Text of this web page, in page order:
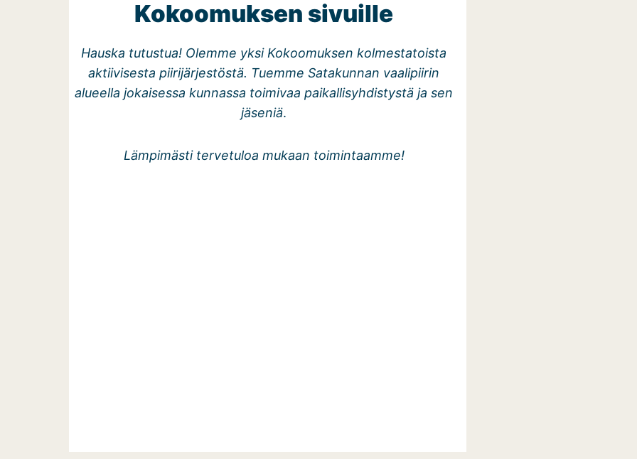
Kokoomuksen sivuille
Hauska tutustua! Olemme yksi Kokoomuksen kolmestatoista
aktiivisesta piirijärjestöstä. Tuemme Satakunnan vaalipiirin
alueella jokaisessa kunnassa toimivaa paikallisyhdistystä ja sen
jäseniä.
Lämpimästi tervetuloa mukaan toimintaamme!